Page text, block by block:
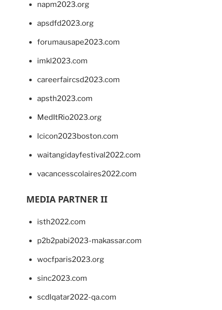
napm2023.org
apsdfd2023.org
forumausape2023.com
imkl2023.com
careerfaircsd2023.com
apsth2023.com
MedItRio2023.org
lcicon2023boston.com
waitangidayfestival2022.com
vacancesscolaires2022.com
MEDIA PARTNER II
isth2022.com
p2b2pabi2023-makassar.com
wocfparis2023.org
sinc2023.com
scdlqatar2022-qa.com